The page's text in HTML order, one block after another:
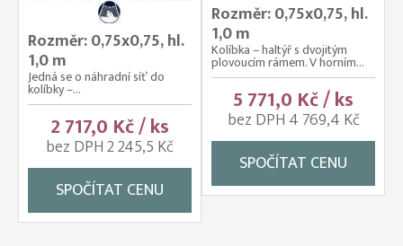
Rozměr: 0,75x0,75, hl.
1,0 m
Jedná se o náhradní síť do
kolíbky –...
2 717,0 Kč / ks
bez DPH 2 245,5 Kč
SPOČÍTAT CENU
Rozměr: 0,75x0,75, hl.
1,0 m
Kolíbka – haltýř s dvojitým
plovoucím rámem. V horním...
5 771,0 Kč / ks
bez DPH 4 769,4 Kč
SPOČÍTAT CENU